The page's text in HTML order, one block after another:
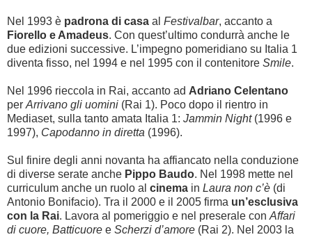
Nel 1993 è padrona di casa al Festivalbar, accanto a
Fiorello e Amadeus. Con quest’ultimo condurrà anche le
due edizioni successive. L’impegno pomeridiano su Italia 1
diventa fisso, nel 1994 e nel 1995 con il contenitore Smile.
Nel 1996 rieccola in Rai, accanto ad Adriano Celentano
per Arrivano gli uomini (Rai 1). Poco dopo il rientro in
Mediaset, sulla tanto amata Italia 1: Jammin Night(1996 e
1997), Capodanno in diretta (1996).
Sul finire degli anni novanta ha affiancato nella conduzione
di diverse serate anche Pippo Baudo. Nel 1998 mette nel
curriculum anche un ruolo al cinema in Laura non c’è (di
Antonio Bonifacio). Tra il 2000 e il 2005 firma un’esclusiva
con la Rai. Lavora al pomeriggio e nel preserale con Affari
di cuore, Batticuore e Scherzi d’amore (Rai 2). Nel 2003 la